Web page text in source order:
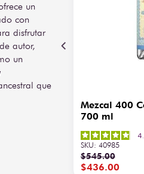
un
con
disfrutar
autor,
un
que
Mezcal 400
700 ml
SKU: 40985
$545.00
$436.00